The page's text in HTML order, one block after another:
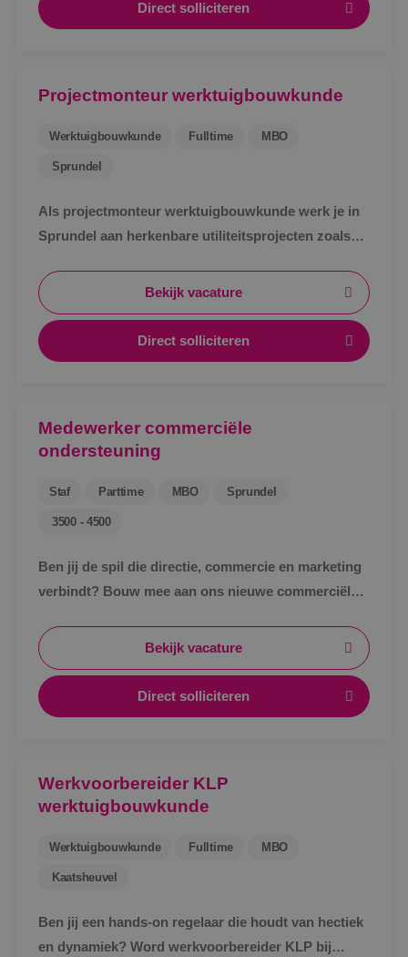
Direct solliciteren
Projectmonteur werktuigbouwkunde
Werktuigbouwkunde Fulltime MBO
Sprundel
Als projectmonteur werktuigbouwkunde werk je in
Sprundel aan herkenbare utiliteitsprojecten zoals
zichtbaar resultaat en korte lijnen.
Bekijk vacature
Direct solliciteren
Medewerker commerciële
ondersteuning
Staf Parttime MBO Sprundel
3500 - 4500
Ben jij de spil die directie, commercie en marketing
verbindt? Bouw mee aan ons nieuwe commerciële
BINK.&nbsp;
Bekijk vacature
Direct solliciteren
Werkvoorbereider KLP
werktuigbouwkunde
Werktuigbouwkunde Fulltime MBO
Kaatsheuvel
Ben jij een hands-on regelaar die houdt van hectiek
en dynamiek? Word werkvoorbereider KLP bij